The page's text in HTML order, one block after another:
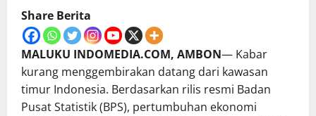
Share Berita
MALUKU INDOMEDIA.COM, AMBON— Kabar
kurang menggembirakan datang dari kawasan
timur Indonesia. Berdasarkan rilis resmi Badan
Pusat Statistik (BPS), pertumbuhan ekonomi